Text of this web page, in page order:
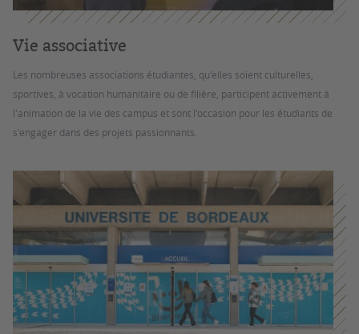
Vie associative
Les nombreuses associations étudiantes, qu'elles soient culturelles,
sportives, à vocation humanitaire ou de filière, participent activement à
l'animation de la vie des campus et sont l'occasion pour les étudiants de
s'engager dans des projets passionnants.